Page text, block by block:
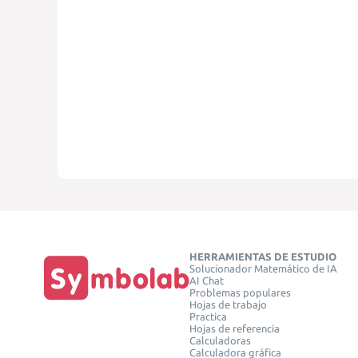
HERRAMIENTAS DE ESTUDIO
Solucionador Matemático de IA
AI Chat
Problemas populares
Hojas de trabajo
Practica
Hojas de referencia
Calculadoras
Calculadora gráfica